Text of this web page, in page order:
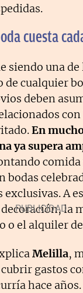
cuesta
siendo una
de cualquier
deben
En
ya supera
comida
bodas
exclusivas. A
la
o el alquiler
Melilla,
gastos
hace